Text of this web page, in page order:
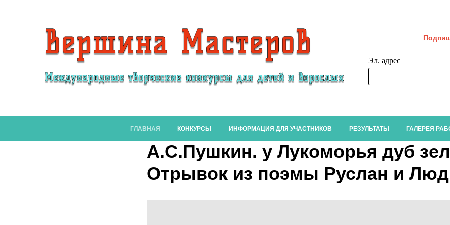
Эл. адрес
ГЛАВНАЯ КОНКУРСЫ ИНФОРМАЦИЯ ДЛЯ УЧАСТНИКОВ РЕЗУЛЬТАТЫ ГАЛЕРЕЯ
А.С.Пушкин. у Лукоморья дуб
Отрывок из поэмы Руслан и